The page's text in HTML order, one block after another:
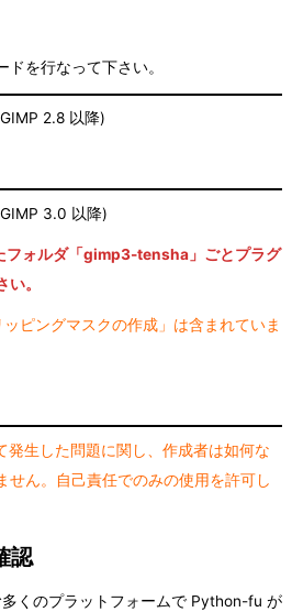
を行なって下さい。
2.8 以降)
3.0 以降)
フォルダ「gimp3-tensha」ごとプラグ
。
ピングマスクの作成」は含まれていま
発生した問題に関し、作成者は如何な
せん。自己責任でのみの使用を許可し
認
くのプラットフォームで Python-fu が